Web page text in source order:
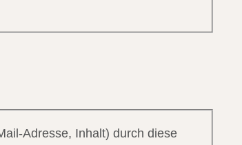
Adresse, Inhalt) durch diese